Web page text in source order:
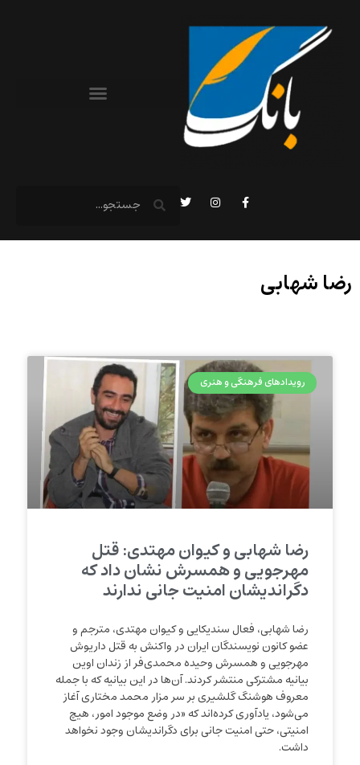
رضا شهابی
رویدادهای فرهنگی و هنری
رضا شهابی و‌ کیوان مهتدی: قتل
مهرجویی و همسرش نشان داد که
دگراندیشان امنیت جانی ندارند
رضا شهابی، فعال سندیکایی و کیوان مهتدی، مترجم و
عضو کانون نویسندگان ایران در واکنش به قتل داریوش
مهرجویی و همسرش وحیده محمدی‌فر از زندان اوین
بیانیه مشترکی منتشر کردند. آن‌ها در این بیانیه که با جمله
معروف هوشنگ گلشیری بر سر مزار محمد مختاری آغاز
می‌شود، یادآوری کرده‌اند که «در وضع موجود امور، هیچ
امنیتی، حتی امنیت جانی برای دگراندیشان وجود نخواهد
داشت.